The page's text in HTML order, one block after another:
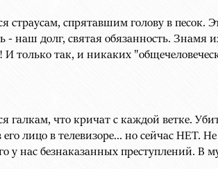
страусам, спрятавшим голову в песок.
- наш долг, святая обязанность.
И только так, и никаких
галкам, что кричат с каждой ветке.
лицо в телевизоре... но сейчас НЕТ.
у нас безнаказанных преступлений. В